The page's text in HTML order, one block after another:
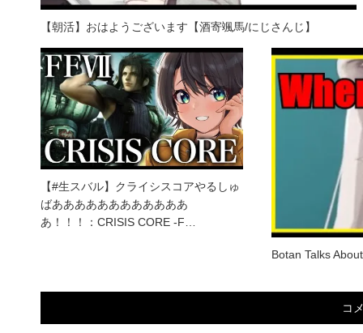
【朝活】おはようございます【酒寄颯馬/にじさんじ】
【#生スバル】クライシスコアやるしゅ
ばああああああああああああ
あ！！！：CRISIS CORE -F…
Botan Talks
コ